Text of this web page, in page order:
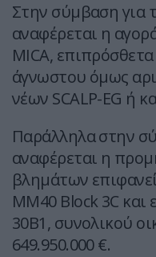
Στην σύμβαση για
αναφέρεται η
MICA,
άγνωστου όμως
νέων SCALP-EG ή
Παράλληλα στην
αναφέρεται η
βλημάτων
MM40 Block 3C και
30B1, συνολικού
649.950.000 €.